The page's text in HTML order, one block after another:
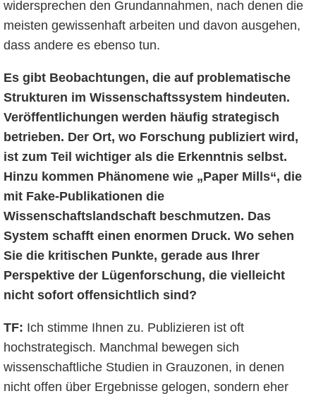
widersprechen den Grundannahmen, nach denen die
meisten gewissenhaft arbeiten und davon ausgehen,
dass andere es ebenso tun.
Es gibt Beobachtungen, die auf problematische
Strukturen im Wissenschaftssystem hindeuten.
Veröffentlichungen werden häufig strategisch
betrieben. Der Ort, wo Forschung publiziert wird,
ist zum Teil wichtiger als die Erkenntnis selbst.
Hinzu kommen Phänomene wie „Paper Mills“, die
mit Fake-Publikationen die
Wissenschaftslandschaft beschmutzen. Das
System schafft einen enormen Druck. Wo sehen
Sie die kritischen Punkte, gerade aus Ihrer
Perspektive der Lügenforschung, die vielleicht
nicht sofort offensichtlich sind?
TF: Ich stimme Ihnen zu. Publizieren ist oft
hochstrategisch. Manchmal bewegen sich
wissenschaftliche Studien in Grauzonen, in denen
nicht offen über Ergebnisse gelogen, sondern eher